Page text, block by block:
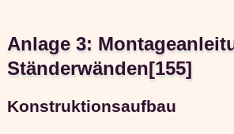
Anlage 3:
Ständerwänden[155]
Konstruktionsaufbau